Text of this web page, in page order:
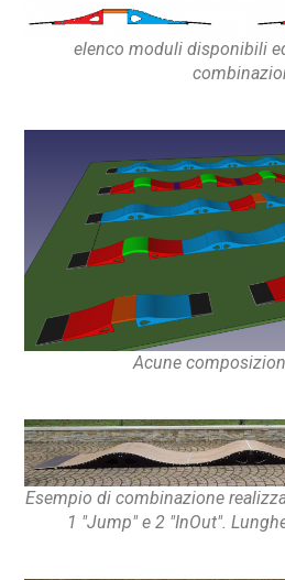
elenco moduli disponibili
Acune
Esempio di combinazione
1 "Jump" e 2 "InOut".